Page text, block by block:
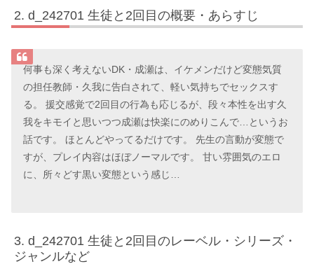
d_242701 生徒と2回目の概要・あらすじ
何事も深く考えないDK・成瀬は、イケメンだけど変態気質
の担任教師・久我に告白されて、軽い気持ちでセックスす
る。 援交感覚で2回目の行為も応じるが、段々本性を出す久
我をキモイと思いつつ成瀬は快楽にのめりこんで…というお
話です。 ほとんどやってるだけです。 先生の言動が変態で
すが、プレイ内容はほぼノーマルです。 甘い雰囲気のエロ
に、所々どす黒い変態という感じ…
d_242701 生徒と2回目のレーベル・シリーズ・
ジャンルなど